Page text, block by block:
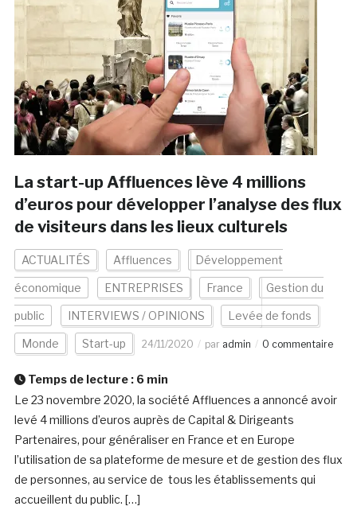
La start-up Affluences lève 4 millions
d’euros pour développer l’analyse des flux
de visiteurs dans les lieux culturels
ACTUALITÉS Affluences Développement
économique ENTREPRISES France Gestion du
public INTERVIEWS / OPINIONS Levée de fonds
Monde Start-up 24/11/2020 par admin 0 commentaire
Temps de lecture : 6 min
Le 23 novembre 2020, la société Affluences a annoncé avoir
levé 4 millions d’euros auprès de Capital & Dirigeants
Partenaires, pour généraliser en France et en Europe
l’utilisation de sa plateforme de mesure et de gestion des flux
de personnes, au service de tous les établissements qui
accueillent du public. […]